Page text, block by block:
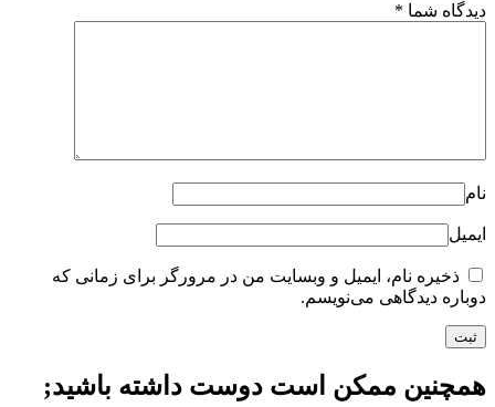
دیدگاه شما *
نام
ایمیل
ذخیره نام، ایمیل و وبسایت من در مرورگر برای زمانی که
دوباره دیدگاهی می‌نویسم.
همچنین ممکن است دوست داشته باشید;